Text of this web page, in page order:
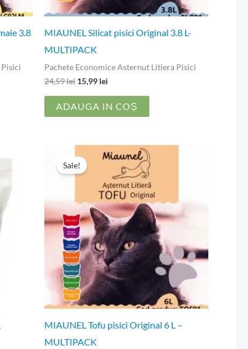
3.8
MIAUNEL Silicat pisici Original 3.8 L-
MULTIPACK
Pachete Economice Asternut Litiera Pisici
24,59lei 15,99 lei
ADAUGA IN COȘ
Sale!
MIAUNEL Tofu pisici Original 6 L –
MULTIPACK
inițial
a
34,99 lei.
Prețul
curent
este:
21,99 lei.